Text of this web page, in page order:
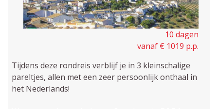
10 dagen
vanaf € 1019 p.p.
Tijdens deze rondreis verblijf je in 3 kleinschalige
pareltjes, allen met een zeer persoonlijk onthaal in
het Nederlands!